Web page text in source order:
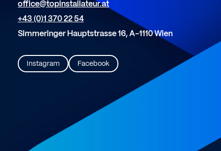
office@topinstallateur.at
+43 (0)1 370 22 54
Simmeringer Hauptstrasse 16, A-1110 Wien
Instagram Facebook